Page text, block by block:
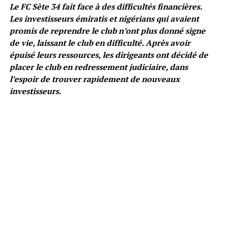
Le FC Sète 34 fait face à des difficultés financières.
Les investisseurs émiratis et nigérians qui avaient
promis de reprendre le club n’ont plus donné signe
de vie, laissant le club en difficulté. Après avoir
épuisé leurs ressources, les dirigeants ont décidé de
placer le club en redressement judiciaire, dans
l’espoir de trouver rapidement de nouveaux
investisseurs.